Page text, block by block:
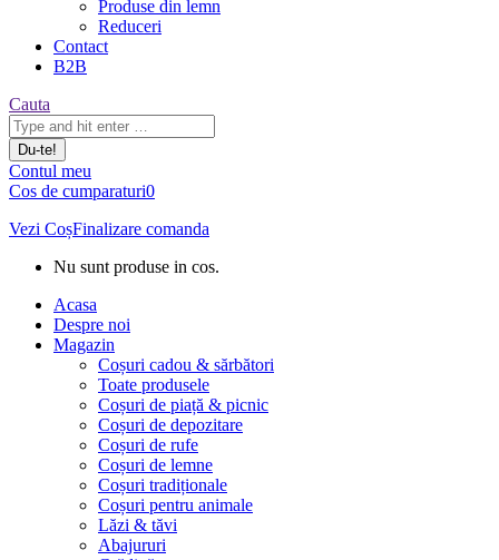
Produse din lemn
Reduceri
Contact
B2B
Căutare:
Cauta
Contul meu
Cos de cumparaturi0
Vezi CoșFinalizare comanda
Nu sunt produse in cos.
Acasa
Despre noi
Magazin
Coșuri cadou & sărbători
Toate produsele
Coșuri de piață & picnic
Coșuri de depozitare
Coșuri de rufe
Coșuri de lemne
Coșuri tradiționale
Coșuri pentru animale
Lăzi & tăvi
Abajururi